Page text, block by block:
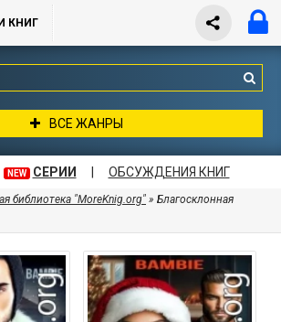
КНИГ
ВСЕ ЖАНРЫ
NEW СЕРИИ ОБСУЖДЕНИЯ КНИГ
библиотека "MoreKnig.org" » Благосклонная